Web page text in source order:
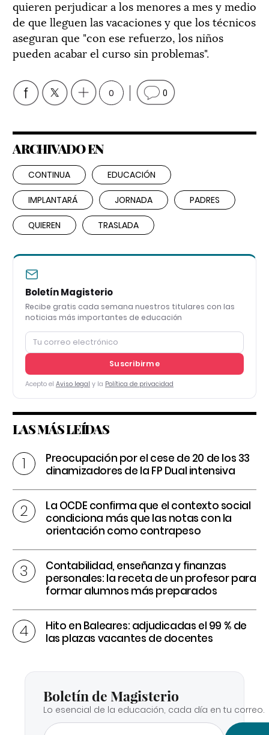
quieren perjudicar a los menores a mes y medio
de que lleguen las vacaciones y que los técnicos
aseguran que "con ese refuerzo, los niños
pueden acabar el curso sin problemas".
0 0
ARCHIVADO EN
CONTINUA EDUCACIÓN
IMPLANTARÁ JORNADA PADRES
QUIEREN TRASLADA
Boletín Magisterio
Recibe gratis cada semana nuestros titulares con las
noticias más importantes de educación
Suscribirme
Acepto el Aviso legal y la Política de privacidad
LAS MÁS LEÍDAS
Preocupación por el cese de 20 de los 33
dinamizadores de la FP Dual intensiva
La OCDE confirma que el contexto social
condiciona más que las notas con la
orientación como contrapeso
Contabilidad, enseñanza y finanzas
personales: la receta de un profesor para
formar alumnos más preparados
Hito en Baleares: adjudicadas el 99 % de
las plazas vacantes de docentes
Boletín de Magisterio
Lo esencial de la educación, cada día en tu correo.